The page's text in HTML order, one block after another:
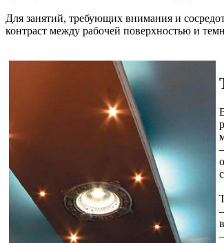
Для занятий, требующих внимания и
контраст между рабочей поверхностью и